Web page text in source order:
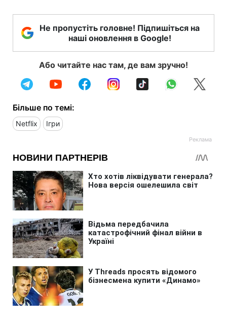
Не пропустіть головне! Підпишіться на
наші оновлення в Google!
Або читайте нас там, де вам зручно!
Більше по темі:
Netflix Ігри